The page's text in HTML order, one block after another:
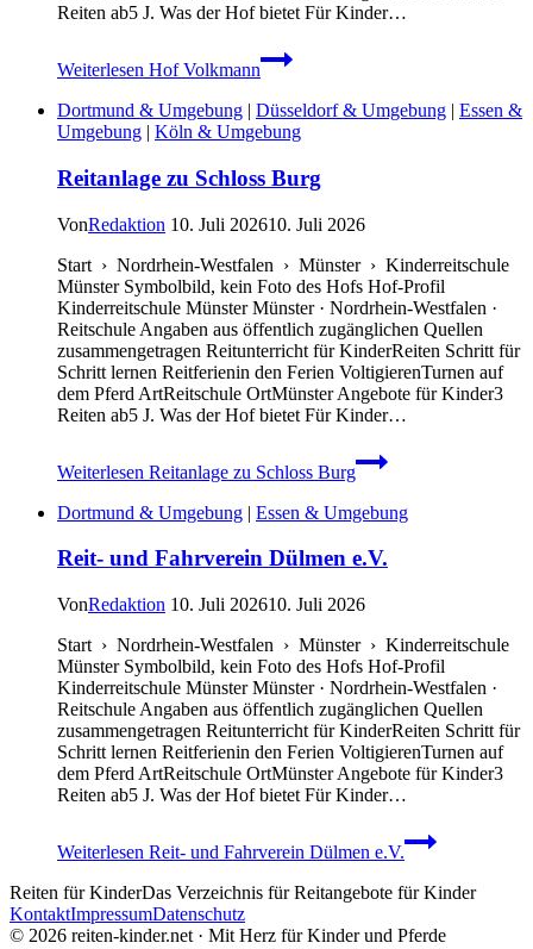
Reiten ab5 J. Was der Hof bietet Für Kinder…
Weiterlesen Hof Volkmann
Dortmund & Umgebung | Düsseldorf & Umgebung | Essen &
Umgebung | Köln & Umgebung
Reitanlage zu Schloss Burg
VonRedaktion 10. Juli 202610. Juli 2026
Start › Nordrhein-Westfalen › Münster › Kinderreitschule
Münster Symbolbild, kein Foto des Hofs Hof-Profil
Kinderreitschule Münster Münster · Nordrhein-Westfalen ·
Reitschule Angaben aus öffentlich zugänglichen Quellen
zusammengetragen Reitunterricht für KinderReiten Schritt für
Schritt lernen Reitferienin den Ferien VoltigierenTurnen auf
dem Pferd ArtReitschule OrtMünster Angebote für Kinder3
Reiten ab5 J. Was der Hof bietet Für Kinder…
Weiterlesen Reitanlage zu Schloss Burg
Dortmund & Umgebung | Essen & Umgebung
Reit- und Fahrverein Dülmen e.V.
VonRedaktion 10. Juli 202610. Juli 2026
Start › Nordrhein-Westfalen › Münster › Kinderreitschule
Münster Symbolbild, kein Foto des Hofs Hof-Profil
Kinderreitschule Münster Münster · Nordrhein-Westfalen ·
Reitschule Angaben aus öffentlich zugänglichen Quellen
zusammengetragen Reitunterricht für KinderReiten Schritt für
Schritt lernen Reitferienin den Ferien VoltigierenTurnen auf
dem Pferd ArtReitschule OrtMünster Angebote für Kinder3
Reiten ab5 J. Was der Hof bietet Für Kinder…
Weiterlesen Reit- und Fahrverein Dülmen e.V.
Reiten für KinderDas Verzeichnis für Reitangebote für Kinder
KontaktImpressumDatenschutz
© 2026 reiten-kinder.net · Mit Herz für Kinder und Pferde